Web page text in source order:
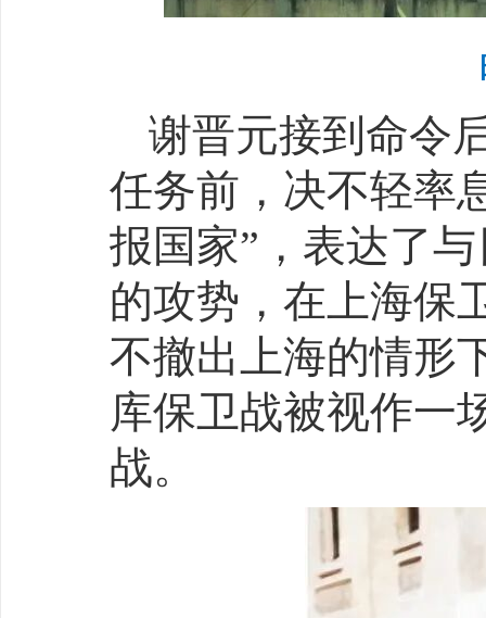
谢晋元接到命令
任务前，决不轻率
报国家”，表达了
的攻势，在上海保
不撤出上海的情形
库保卫战被视作一
战。